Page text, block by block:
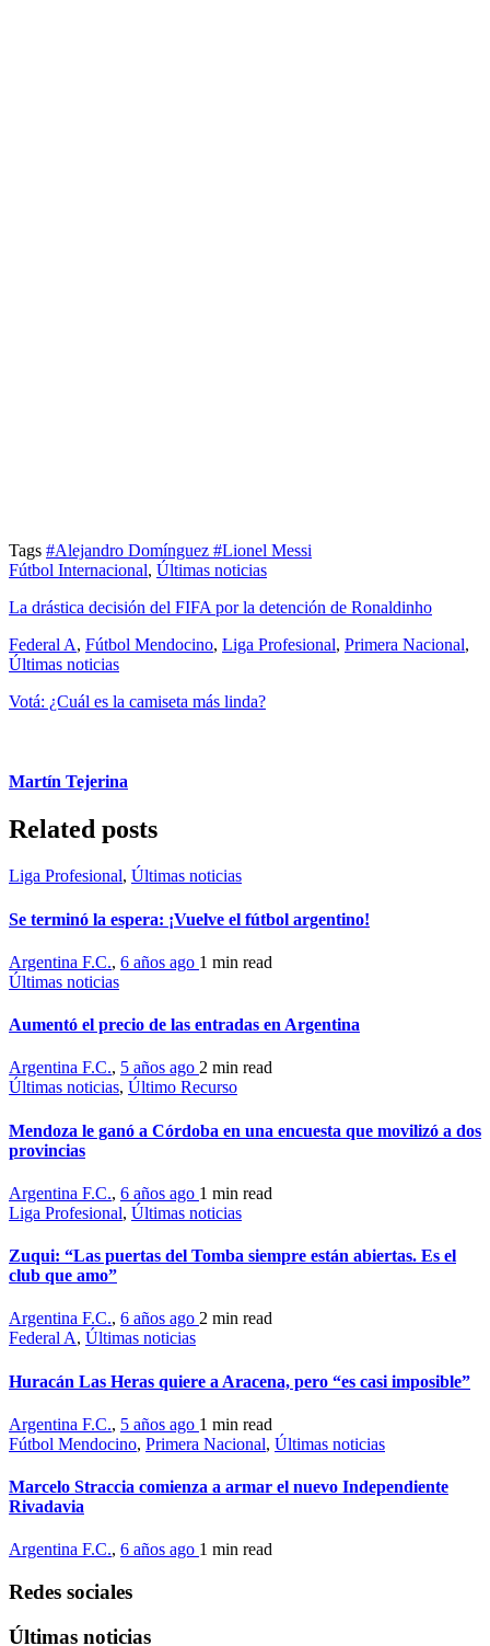
Tags #Alejandro Domínguez #Lionel Messi
Fútbol Internacional, Últimas noticias
La drástica decisión del FIFA por la detención de Ronaldinho
Federal A, Fútbol Mendocino, Liga Profesional, Primera Nacional,
Últimas noticias
Votá: ¿Cuál es la camiseta más linda?
Martín Tejerina
Related posts
Liga Profesional, Últimas noticias
Se terminó la espera: ¡Vuelve el fútbol argentino!
Argentina F.C., 6 años ago 1 min read
Últimas noticias
Aumentó el precio de las entradas en Argentina
Argentina F.C., 5 años ago 2 min read
Últimas noticias, Último Recurso
Mendoza le ganó a Córdoba en una encuesta que movilizó a dos
provincias
Argentina F.C., 6 años ago 1 min read
Liga Profesional, Últimas noticias
Zuqui: “Las puertas del Tomba siempre están abiertas. Es el
club que amo”
Argentina F.C., 6 años ago 2 min read
Federal A, Últimas noticias
Huracán Las Heras quiere a Aracena, pero “es casi imposible”
Argentina F.C., 5 años ago 1 min read
Fútbol Mendocino, Primera Nacional, Últimas noticias
Marcelo Straccia comienza a armar el nuevo Independiente
Rivadavia
Argentina F.C., 6 años ago 1 min read
Redes sociales
Últimas noticias